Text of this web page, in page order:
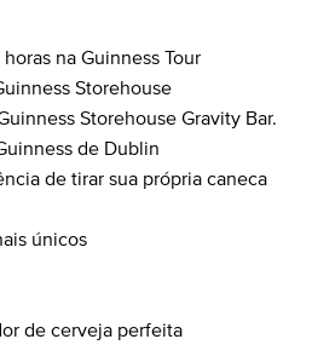
na Guinness Tour
Storehouse
Storehouse Gravity Bar.
de Dublin
de tirar sua própria caneca
únicos
de cerveja perfeita